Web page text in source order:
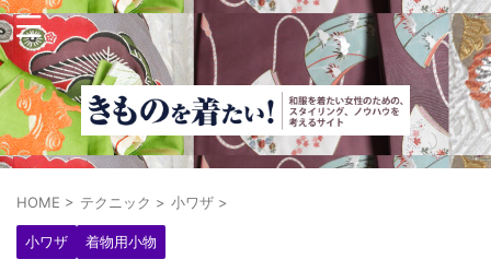
HOME > テクニック > 小ワザ >
小ワザ 着物用小物